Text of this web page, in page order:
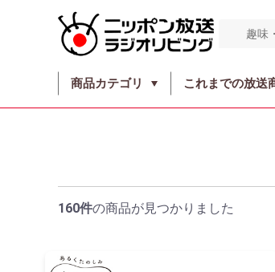
商品カテゴリ これまでの放送
160件の商品が見つかりました